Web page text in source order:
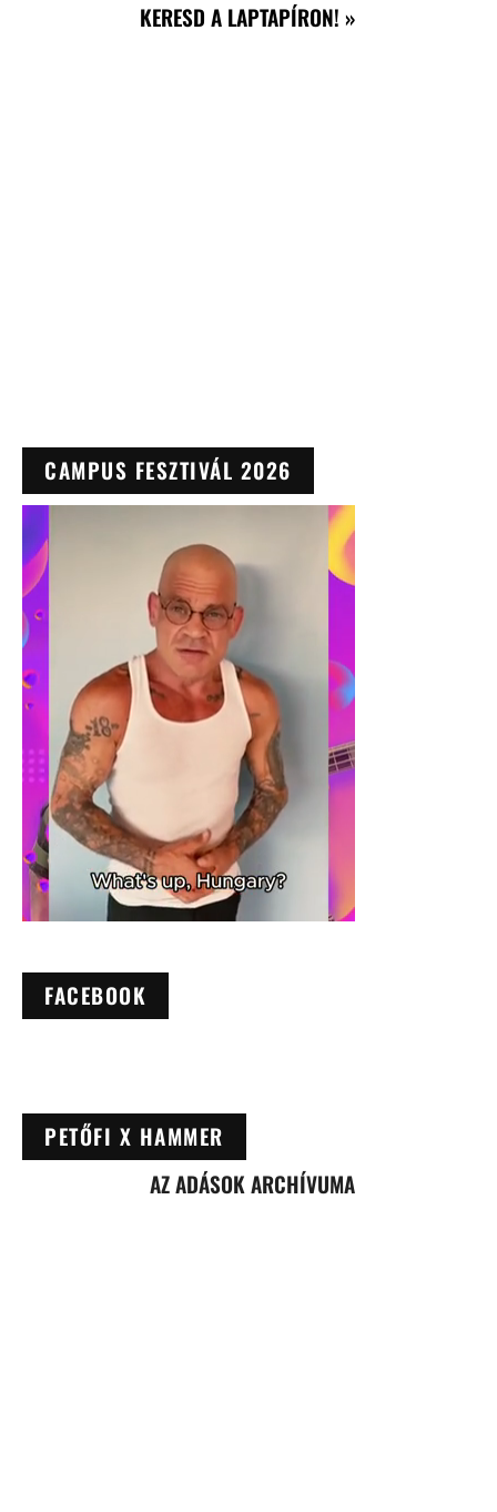
KERESD A LAPTAPÍRON! »
CAMPUS FESZTIVÁL 2026
FACEBOOK
PETŐFI X HAMMER
AZ ADÁSOK ARCHÍVUMA